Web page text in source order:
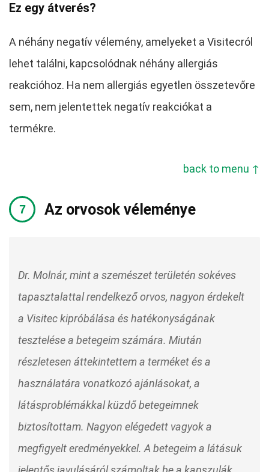
Ez egy átverés?
A néhány negatív vélemény, amelyeket a Visitecról
lehet találni, kapcsolódnak néhány allergiás
reakcióhoz. Ha nem allergiás egyetlen összetevőre
sem, nem jelentettek negatív reakciókat a
termékre.
back to menu ↑
Az orvosok véleménye
Dr. Molnár, mint a szemészet területén sokéves
tapasztalattal rendelkező orvos, nagyon érdekelt
a Visitec kipróbálása és hatékonyságának
tesztelése a betegeim számára. Miután
részletesen áttekintettem a terméket és a
használatára vonatkozó ajánlásokat, a
látásproblémákkal küzdő betegeimnek
biztosítottam. Nagyon elégedett vagyok a
megfigyelt eredményekkel. A betegeim a látásuk